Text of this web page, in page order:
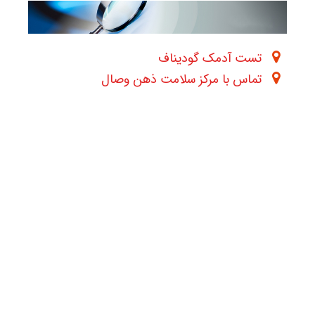
تست آدمک گودیناف
تماس با مرکز سلامت ذهن وصال